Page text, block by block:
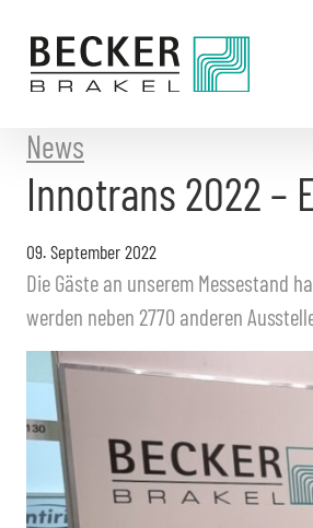
Inhalt
News
Innotrans 2022 –
09. September 2022
Die Gäste an unserem Messestand
werden neben 2770 anderen